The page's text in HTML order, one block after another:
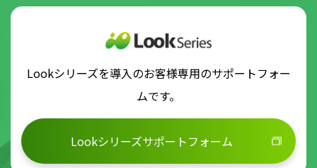
Lookシリーズを導入のお客様専用のサポートフォー
ムです。
Lookシリーズサポートフォーム